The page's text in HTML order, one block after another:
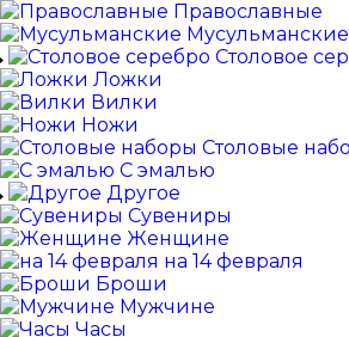
Православные
Мусульманские
Столовое
Ложки
Вилки
Ножи
Столовые
С эмалью
Другое
Сувениры
Женщине
на 14 февраля
Броши
Мужчине
Часы